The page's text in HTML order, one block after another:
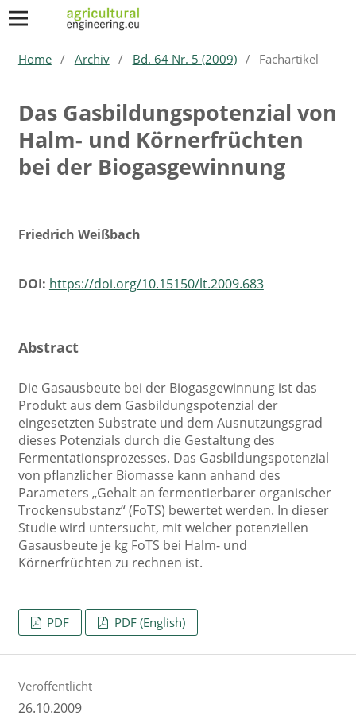
Home / Archiv / Bd. 64 Nr. 5 (2009) / Fachartikel
Das Gasbildungspotenzial von
Halm- und Körnerfrüchten
bei der Biogasgewinnung
Friedrich Weißbach
DOI: https://doi.org/10.15150/lt.2009.683
Abstract
Die Gasausbeute bei der Biogasgewinnung ist das
Produkt aus dem Gasbildungspotenzial der
eingesetzten Substrate und dem Ausnutzungsgrad
dieses Potenzials durch die Gestaltung des
Fermentationsprozesses. Das Gasbildungspotenzial
von pflanzlicher Biomasse kann anhand des
Parameters „Gehalt an fermentierbarer organischer
Trockensubstanz“ (FoTS) bewertet werden. In dieser
Studie wird untersucht, mit welcher potenziellen
Gasausbeute je kg FoTS bei Halm- und
Körnerfrüchten zu rechnen ist.
PDF PDF (English)
Veröffentlicht
26.10.2009